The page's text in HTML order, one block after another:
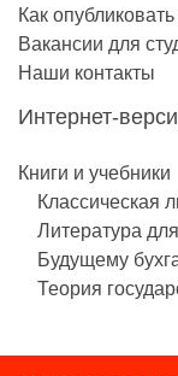
Как
Вакансии для
Наши контакты
Интернет-
Книги и учебники
Классическая
Литература
Будущему
Теория